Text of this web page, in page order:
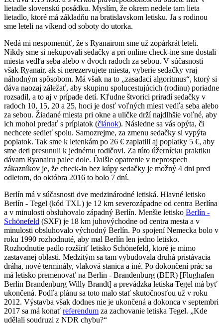
lietadle slovenskú posádku. Myslím, že okrem nedele tam lieta
lietadlo, ktoré má základňu na bratislavskom letisku. Ja s rodinou
sme leteli na víkend od soboty do utorka.
Nedá mi nespomenúť, že s Ryanairom sme už zopárkrát leteli.
Nikdy sme si nekupovali sedačky a pri online check-ine sme dostali
miesta vedľa seba alebo v dvoch radoch za sebou. V súčasnosti
však Ryanair, ak si nerezervujete miesta, vyberie sedačky vraj
náhodným spôsobom. Má však na to „zasadací algoritmus“, ktorý si
dáva naozaj záležať, aby skupinu spolucestujúcich (rodinu) poriadne
rozsadil, a to aj v prípade detí. Kľudne štvorici priradí sedačky v
radoch 10, 15, 20 a 25, hoci je dosť voľných miest vedľa seba alebo
za sebou. Žiadané miesta pri okne a uličke drží najdlhšie voľné, aby
ich mohol predať s príplatok (článok). Následne sa vás opýta, či
nechcete sedieť spolu. Samozrejme, za zmenu sedačky si vypýta
poplatok. Tak sme k letenkám po 26 € zaplatili aj poplatky 5 €, aby
sme deti presunuli k jednému rodičovi. Za túto úžernícku praktiku
dávam Ryanairu palec dole. Ďalšie opatrenie v neprospech
zákazníkov je, že check-in bez kúpy sedačky je možný 4 dni pred
odletom, do októbra 2016 to bolo 7 dní.
Berlín má v súčasnosti dve medzinárodné letiská. Hlavné letisko
Berlín - Tegel (kód TXL) je 12 km severozápadne od centra Berlína
a v minulosti obsluhovalo západný Berlín. Menšie letisko Berlín -
Schönefeld (SXF) je 18 km juhovýchodne od centra mesta a v
minulosti obsluhovalo východný Berlín. Po spojení Nemecka bolo v
roku 1990 rozhodnuté, aby mal Berlín len jedno letisko.
Rozhodnutie padlo rozšíriť letisko Schönefeld, ktoré je mimo
zastavanej oblasti. Medzitým sa tam vybudovala druhá pristávacia
dráha, nové terminály, vlaková stanica a iné. Po dokončení prác sa
má letisko premenovať na Berlin - Brandenburg (BER) [Flughafen
Berlin Brandenburg Willy Brandt] a prevádzka letiska Tegel má byť
ukončená. Podľa plánu sa toto malo stať skutočnosťou už v roku
2012. Výstavba však dodnes nie je ukončená a dokonca v septembri
2017 sa má konať referendum za zachovanie letiska Tegel. „Kde
udělali soudruzi z NDR chybu?“